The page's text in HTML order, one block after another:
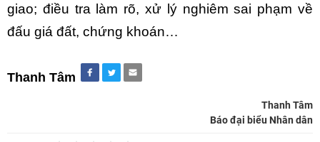
giao; điều tra làm rõ, xử lý nghiêm sai phạm về
đấu giá đất, chứng khoán…
Thanh Tâm
Thanh Tâm
Báo đại biểu Nhân dân